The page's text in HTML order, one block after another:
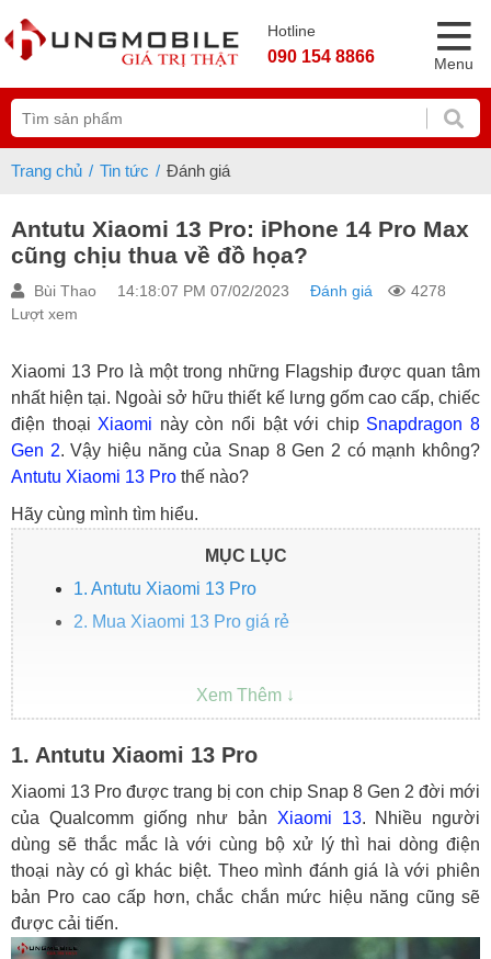
Hotline
090 154 8866 Menu
Trang chủ Tin tức Đánh giá
Antutu Xiaomi 13 Pro: iPhone 14 Pro Max
cũng chịu thua về đồ họa?
Bùi Thao 14:18:07 PM 07/02/2023 Đánh giá
4278
Lượt xem
Xiaomi 13 Pro là một trong những Flagship được quan tâm
nhất hiện tại. Ngoài sở hữu thiết kế lưng gốm cao cấp, chiếc
điện thoại Xiaomi này còn nổi bật với chip Snapdragon 8
Gen 2. Vậy hiệu năng của Snap 8 Gen 2 có mạnh không?
Antutu Xiaomi 13 Pro thế nào?
Hãy cùng mình tìm hiểu.
MỤC LỤC
1. Antutu Xiaomi 13 Pro
2. Mua Xiaomi 13 Pro giá rẻ
1. Antutu Xiaomi 13 Pro
Xiaomi 13 Pro được trang bị con chip Snap 8 Gen 2 đời mới
của Qualcomm giống như bản Xiaomi 13. Nhiều người
dùng sẽ thắc mắc là với cùng bộ xử lý thì hai dòng điện
thoại này có gì khác biệt. Theo mình đánh giá là với phiên
bản Pro cao cấp hơn, chắc chắn mức hiệu năng cũng sẽ
được cải tiến.